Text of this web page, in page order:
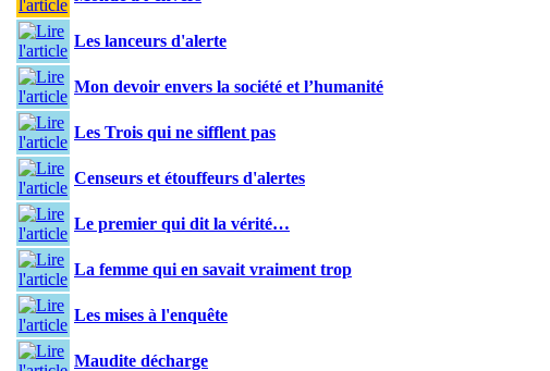
Les lanceurs d'alerte
Mon devoir envers la société et l’humanité
Les Trois qui ne sifflent pas
Censeurs et étouffeurs d'alertes
Le premier qui dit la vérité…
La femme qui en savait vraiment trop
Les mises à l'enquête
Maudite décharge